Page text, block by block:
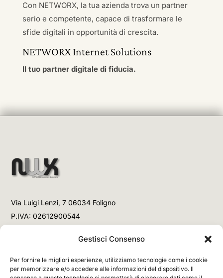
Gestisci Consenso
Per fornire le migliori esperienze, utilizziamo tecnologie come i cookie
per memorizzare e/o accedere alle informazioni del dispositivo. Il
Con NETWORX, la tua azienda trova un partner
serio e competente, capace di trasformare le
sfide digitali in opportunità di crescita.
NETWORX Internet Solutions
Il tuo partner digitale di fiducia.
Via Luigi Lenzi, 7 06034 Foligno
P.IVA: 02612900544
+39 3477853708 (Chiamata)